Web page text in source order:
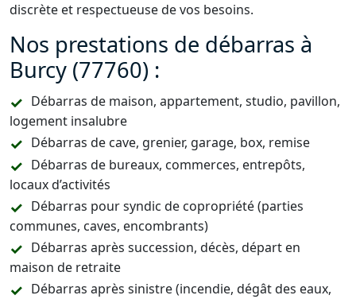
discrète et respectueuse de vos besoins.
Nos prestations de débarras à
Burcy (77760) :
Débarras de maison, appartement, studio, pavillon,
logement insalubre
Débarras de cave, grenier, garage, box, remise
Débarras de bureaux, commerces, entrepôts,
locaux d’activités
Débarras pour syndic de copropriété (parties
communes, caves, encombrants)
Débarras après succession, décès, départ en
maison de retraite
Débarras après sinistre (incendie, dégât des eaux,